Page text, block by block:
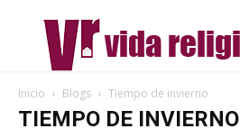
Inicio Blogs Tiempo de invierno
TIEMPO DE INVIERNO